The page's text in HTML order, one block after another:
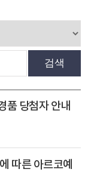
검색
품 당첨자 안내
따른 아르코예